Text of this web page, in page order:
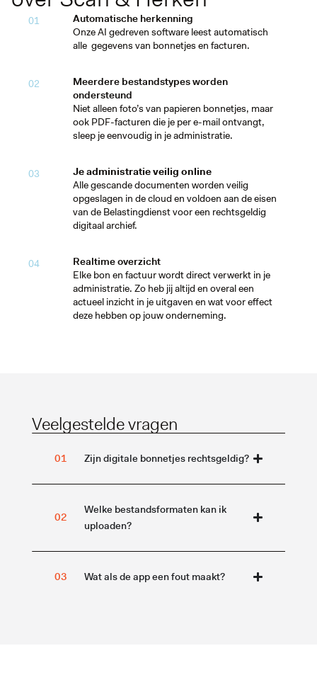
01
Automatische herkenning
Onze AI gedreven software leest automatisch
alle gegevens van bonnetjes en facturen.
02
Meerdere bestandstypes worden
ondersteund
Niet alleen foto’s van papieren bonnetjes, maar
ook PDF-facturen die je per e-mail ontvangt,
sleep je eenvoudig in je administratie.
03
Je administratie veilig online
Alle gescande documenten worden veilig
opgeslagen in de cloud en voldoen aan de eisen
van de Belastingdienst voor een rechtsgeldig
digitaal archief.
04
Realtime overzicht
Elke bon en factuur wordt direct verwerkt in je
administratie. Zo heb jij altijd en overal een
actueel inzicht in je uitgaven en wat voor effect
deze hebben op jouw onderneming.
Veelgestelde vragen
Zijn digitale bonnetjes rechtsgeldig?
Welke bestandsformaten kan ik
uploaden?
Wat als de app een fout maakt?